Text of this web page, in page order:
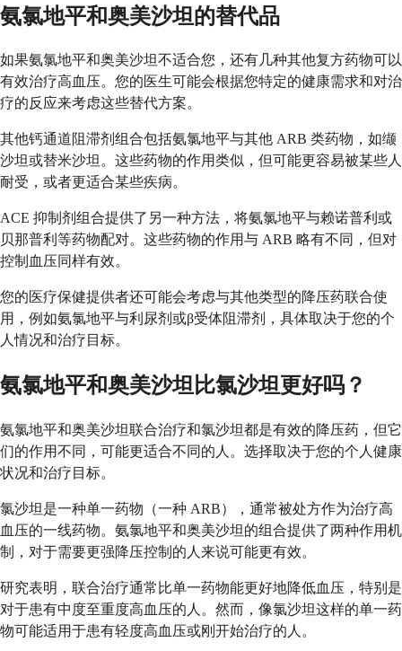
氨氯地平和奥美沙坦的替代品
如果氨氯地平和奥美沙坦不适合您，还有几种其他复方药物可以
有效治疗高血压。您的医生可能会根据您特定的健康需求和对治
疗的反应来考虑这些替代方案。
其他钙通道阻滞剂组合包括氨氯地平与其他 ARB 类药物，如缬
沙坦或替米沙坦。这些药物的作用类似，但可能更容易被某些人
耐受，或者更适合某些疾病。
ACE 抑制剂组合提供了另一种方法，将氨氯地平与赖诺普利或
贝那普利等药物配对。这些药物的作用与 ARB 略有不同，但对
控制血压同样有效。
您的医疗保健提供者还可能会考虑与其他类型的降压药联合使
用，例如氨氯地平与利尿剂或β受体阻滞剂，具体取决于您的个
人情况和治疗目标。
氨氯地平和奥美沙坦比氯沙坦更好吗？
氨氯地平和奥美沙坦联合治疗和氯沙坦都是有效的降压药，但它
们的作用不同，可能更适合不同的人。选择取决于您的个人健康
状况和治疗目标。
氯沙坦是一种单一药物（一种 ARB），通常被处方作为治疗高
血压的一线药物。氨氯地平和奥美沙坦的组合提供了两种作用机
制，对于需要更强降压控制的人来说可能更有效。
研究表明，联合治疗通常比单一药物能更好地降低血压，特别是
对于患有中度至重度高血压的人。然而，像氯沙坦这样的单一药
物可能适用于患有轻度高血压或刚开始治疗的人。